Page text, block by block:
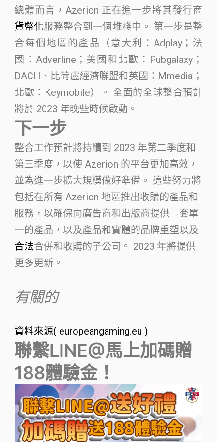
總體而言，Azerion 正在進一步將其發行商
貨幣化服務整合到一個堆棧中。 第一步是整
合每個地區的產品（意大利：Adplay；法
國：Adverline；美國和北歐：Pubgalaxy；
DACH、比荷盧經濟聯盟和英國：Mmedia；
北歐：Keymobile）。 全面的全球整合預計
將於 2023 年晚些時候啟動。
下一步
整合工作預計將持續到 2023 年第二季度和
第三季度，以使 Azerion 的平台更加高效，
並為進一步擴大規模做好準備。 這些努力將
包括在所有 Azerion 地區推出收購的產品和
服務，以確保向廣告商和出版商提供一套單
一的產品，以及產品和實體的品牌重塑以及
合法合併和收購的子公司。 2023 年將提供
更多更新。
有關的
資料來源( europeangaming.eu )
聯繫LINE@馬上加碼贈
188體驗金！